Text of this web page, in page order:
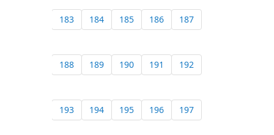
183 184 185 186 187
188 189 190 191 192
193 194 195 196 197